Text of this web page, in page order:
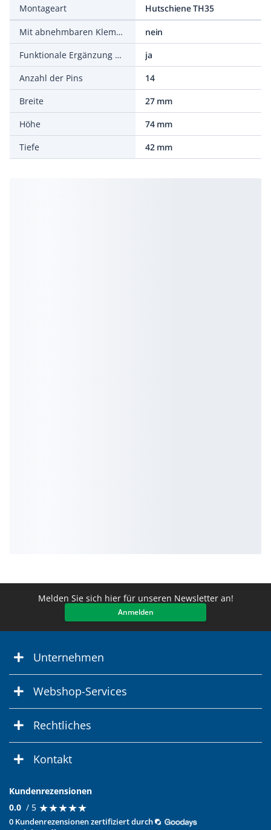
Montageart
Hutschiene TH35
Mit abnehmbaren Klemmen
nein
Funktionale Ergänzung möglich
ja
Anzahl der Pins
14
Breite
27 mm
Höhe
74 mm
Tiefe
42 mm
Melden Sie sich hier für unseren Newsletter an!
Anmelden
Unternehmen
Webshop-Services
Rechtliches
Kontakt
Kundenrezensionen
0.0 / 5 ★★★★★
★★★★★
0 Kundenrezensionen zertifiziert durch